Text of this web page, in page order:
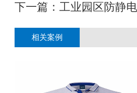
下一篇： 工业园区防静
相关案例